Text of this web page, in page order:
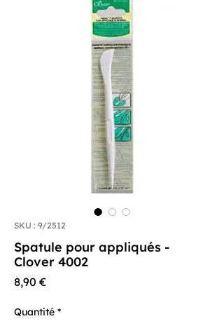
SKU : 9/2512
Spatule pour appliqués -
Clover 4002
8,90 €Prix
Quantité *